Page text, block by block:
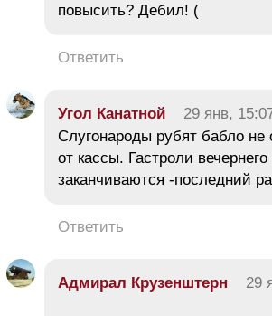
повысить? Дебил! (
Ответить
Угол Канатной 29 янв,
Слугонароды рубят бабло не
от кассы. Гастроли вечернего
заканчиваются -последний
Ответить
Адмирал Крузенштерн 29